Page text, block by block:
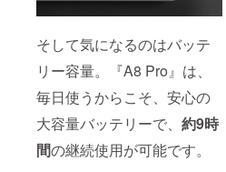
そして気になるのはバッテ
リー容量。『A8 Pro』は、
毎日使うからこそ、安心の
大容量バッテリーで、 約9時
間の継続使用が可能です。